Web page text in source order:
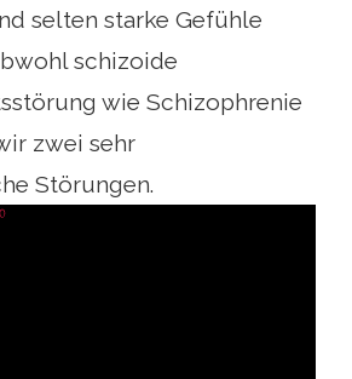
selten starke Gefühle
schizoide
wie Schizophrenie
zwei sehr
Störungen.